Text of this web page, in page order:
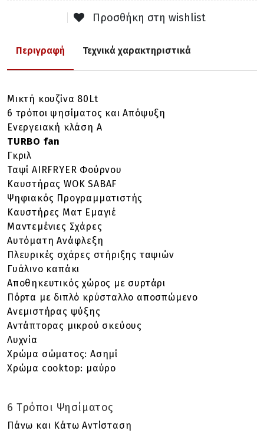
Προσθήκη στη wishlist
Περιγραφή Τεχνικά χαρακτηριστικά
Μικτή κουζίνα 80Lt
6 τρόποι ψησίματος καιΑπόψυξη
Ενεργειακή κλάση Α
TURBO fan
Γκριλ
Ταψί AIRFRYER Φούρνου
Καυστήρας WOK SABAF
Ψηφιακός Προγραμματιστής
Καυστήρες Ματ Εμαγιέ
Μαντεμένιες Σχάρες
Αυτόματη Ανάφλεξη
Πλευρικές σχάρες στήριξης ταψιών
Γυάλινο καπάκι
Αποθηκευτικός χώρος με συρτάρι
Πόρτα με διπλό κρύσταλλο αποσπώμενο
Ανεμιστήρας ψύξης
Αντάπτορας μικρού σκεύους
Λυχνία
Χρώμα σώματος: Ασημί
Χρώμα cooktop: μαύρο
6Τρόποι Ψησίματος
Πάνω και Κάτω Αντίσταση